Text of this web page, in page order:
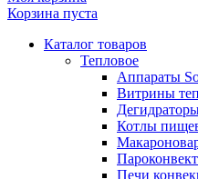
Корзина пуста
Каталог товаров
Тепловое
Аппараты
Витрины
Котлы
Печи